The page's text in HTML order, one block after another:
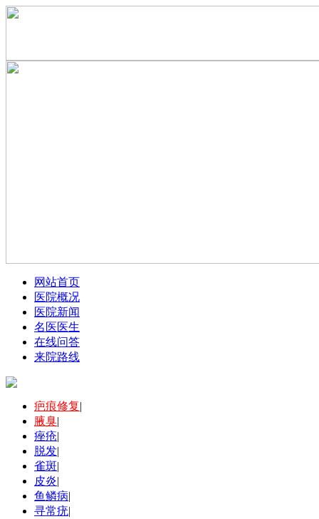
网站首页
医院概况
医院新闻
名医医生
在线问答
来院路线
疤痕修复|
腋臭|
痤疮|
脱发|
雀斑|
皮炎|
鱼鳞病|
寻常疣|